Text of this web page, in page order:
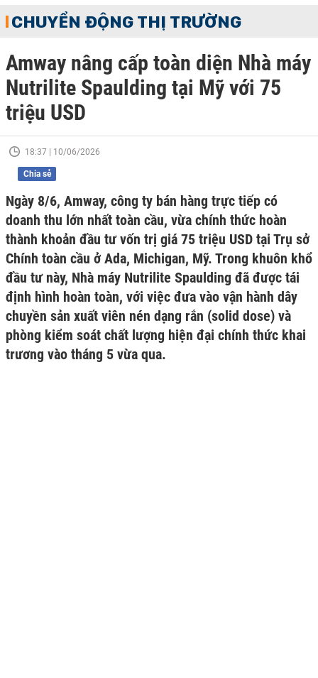
CHUYỂN ĐỘNG THỊ TRƯỜNG
Amway nâng cấp toàn diện Nhà máy
Nutrilite Spaulding tại Mỹ với 75
triệu USD
18:37 | 10/06/2026
Chia sẻ
Ngày 8/6, Amway, công ty bán hàng trực tiếp có
doanh thu lớn nhất toàn cầu, vừa chính thức hoàn
thành khoản đầu tư vốn trị giá 75 triệu USD tại Trụ sở
Chính toàn cầu ở Ada, Michigan, Mỹ. Trong khuôn khổ
đầu tư này, Nhà máy Nutrilite Spaulding đã được tái
định hình hoàn toàn, với việc đưa vào vận hành dây
chuyền sản xuất viên nén dạng rắn (solid dose) và
phòng kiểm soát chất lượng hiện đại chính thức khai
trương vào tháng 5 vừa qua.